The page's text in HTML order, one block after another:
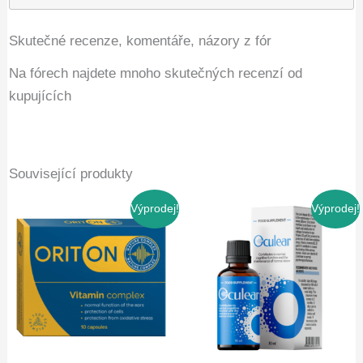
Skutečné recenze, komentáře, názory z fór
Na fórech najdete mnoho skutečných recenzí od
kupujících
Související produkty
Výprodej! Výprodej!